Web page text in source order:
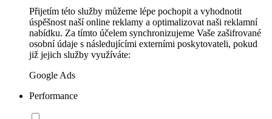
Přijetím této služby můžeme lépe pochopit a vyhodnotit
úspěšnost naší online reklamy a optimalizovat naši reklamní
nabídku. Za tímto účelem synchronizujeme Vaše zašifrované
osobní údaje s následujícími externími poskytovateli, pokud
již jejich služby využíváte:
Google Ads
Performance